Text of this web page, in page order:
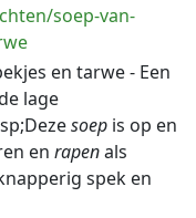
soep-van-
en tarwe - Een
lage
soep is op en
en rapenals
spek en